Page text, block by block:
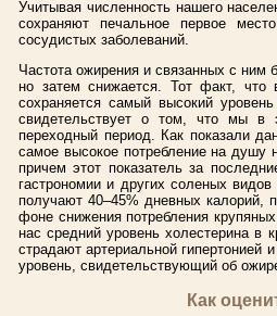
Учитывая численность нашего
сохраняют печальное первое
сосудистых заболеваний.
Частота ожирения и связанных с ним
но затем снижается. Тот факт,
сохраняется самый высокий
свидетельствует о том, что мы в
переходный период. Как показали
самое высокое потребление на душу
причем этот показатель за
гастрономии и других соленых
получают 40–45% дневных калорий,
фоне снижения потребления
нас средний уровень холестерина в
страдают артериальной
уровень, свидетельствующий об
Как